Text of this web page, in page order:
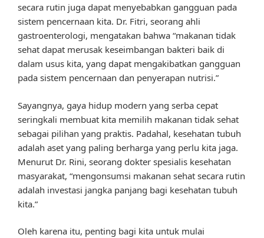
secara rutin juga dapat menyebabkan gangguan pada
sistem pencernaan kita. Dr. Fitri, seorang ahli
gastroenterologi, mengatakan bahwa “makanan tidak
sehat dapat merusak keseimbangan bakteri baik di
dalam usus kita, yang dapat mengakibatkan gangguan
pada sistem pencernaan dan penyerapan nutrisi.”
Sayangnya, gaya hidup modern yang serba cepat
seringkali membuat kita memilih makanan tidak sehat
sebagai pilihan yang praktis. Padahal, kesehatan tubuh
adalah aset yang paling berharga yang perlu kita jaga.
Menurut Dr. Rini, seorang dokter spesialis kesehatan
masyarakat, “mengonsumsi makanan sehat secara rutin
adalah investasi jangka panjang bagi kesehatan tubuh
kita.”
Oleh karena itu, penting bagi kita untuk mulai